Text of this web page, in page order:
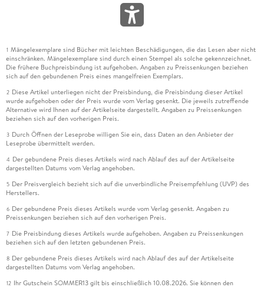
1 Mängelexemplare sind Bücher mit leichten Beschädigungen, die das Lesen aber nicht
einschränken. Mängelexemplare sind durch einen Stempel als solche gekennzeichnet.
Die frühere Buchpreisbindung ist aufgehoben. Angaben zu Preissenkungen beziehen
sich auf den gebundenen Preis eines mangelfreien Exemplars.
2 Diese Artikel unterliegen nicht der Preisbindung, die Preisbindung dieser Artikel
wurde aufgehoben oder der Preis wurde vom Verlag gesenkt. Die jeweils zutreffende
Alternative wird Ihnen auf der Artikelseite dargestellt. Angaben zu Preissenkungen
beziehen sich auf den vorherigen Preis.
3 Durch Öffnen der Leseprobe willigen Sie ein, dass Daten an den Anbieter der
Leseprobe übermittelt werden.
4 Der gebundene Preis dieses Artikels wird nach Ablauf des auf der Artikelseite
dargestellten Datums vom Verlag angehoben.
5 Der Preisvergleich bezieht sich auf die unverbindliche Preisempfehlung (UVP) des
Herstellers.
6 Der gebundene Preis dieses Artikels wurde vom Verlag gesenkt. Angaben zu
Preissenkungen beziehen sich auf den vorherigen Preis.
7 Die Preisbindung dieses Artikels wurde aufgehoben. Angaben zu Preissenkungen
beziehen sich auf den letzten gebundenen Preis.
8 Der gebundene Preis dieses Artikels wird nach Ablauf des auf der Artikelseite
dargestellten Datums vom Verlag angehoben.
12 Ihr Gutschein SOMMER13 gilt bis einschließlich 10.08.2026. Sie können den